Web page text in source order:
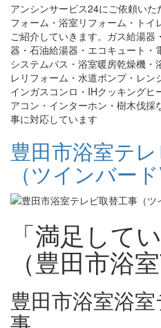
アンシンサービス24にご依頼い
フォーム・浴室リフォーム・トイ
ご紹介していきます。ガス給湯器
器・石油給湯器・エコキュート・
システムバス・浴室暖房乾燥機・
レリフォーム・水道ポンプ・レン
インガスコンロ・IHクッキングヒ
アコン・インターホン・樹木伐採
事に対応しています
豊田市浴室テ
（ツインバー
「満足して
（豊田市浴
豊田市浴室浴